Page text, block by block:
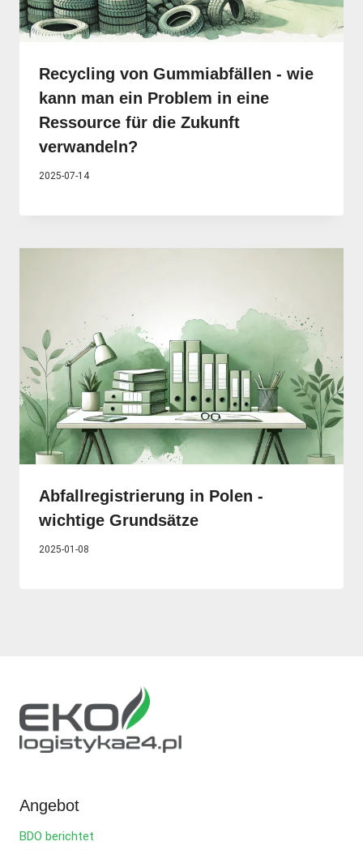
Recycling von Gummiabfällen - wie
kann man ein Problem in eine
Ressource für die Zukunft
verwandeln?
2025-07-14
Abfallregistrierung in Polen -
wichtige Grundsätze
2025-01-08
Angebot
BDO berichtet